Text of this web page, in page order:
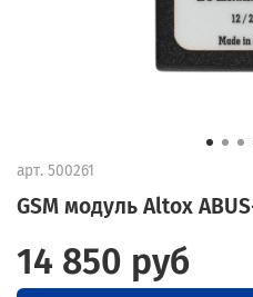
арт. 500261
GSM модуль Altox
14 850 руб